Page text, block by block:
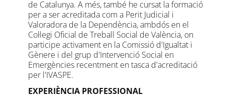
de Catalunya. A més, també he cursat la formació
per a ser acreditada com a Perit Judicial i
Valoradora de la Dependència, ambdós en el
Col·legi Oficial de Treball Social de València, on
participe activament en la Comissió d'Igualtat i
Gènere i del grup d'Intervenció Social en
Emergències recentment en tasca d'acreditació
per l'IVASPE.
EXPERIÈNCIA PROFESSIONAL